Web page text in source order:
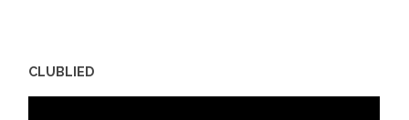
CLUBLIED